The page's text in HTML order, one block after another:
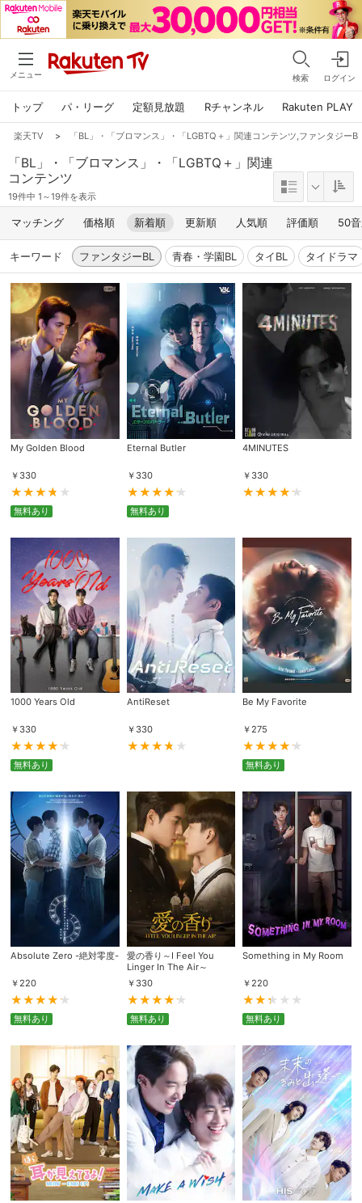
メニュー 検索 ログイン
トップ パ・リーグ 定額見放題 Rチャンネル Rakuten PLAY
楽天TV > 「BL」・「ブロマンス」・「LGBTQ＋」関連コンテンツ,ファンタジー
「BL」・「ブロマンス」・「LGBTQ＋」関連
コンテンツ
19件中 1～19件を表示
マッチング 価格順 新着順 更新順 人気順 評価順 50
キーワード ファンタジーBL 青春・学園BL タイBL タイドラマ
My Golden Blood
￥ 330
無料あり
Eternal Butler
￥ 330
無料あり
4MINUTES
￥ 330
1000 Years Old
￥ 330
無料あり
AntiReset
￥ 330
Be My Favorite
￥ 275
無料あり
Absolute Zero -絶対零度-
￥220
無料あり
愛の香り～I Feel You
Linger In The Air～
￥ 330
無料あり
Something in My Room
￥220
無料あり